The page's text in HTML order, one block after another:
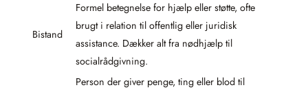
Bistand
Formel betegnelse for hjælp eller støtte, ofte
brugt i relation til offentlig eller juridisk
assistance. Dækker alt fra nødhjælp til
socialrådgivning.
Person der giver penge, ting eller blod til